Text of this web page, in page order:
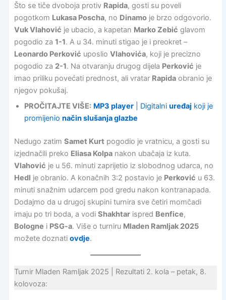
Što se tiče dvoboja protiv Rapida, gosti su poveli
pogotkom Lukasa Poscha, no Dinamoje brzo odgovorio.
Vuk Vlahović je ubacio, a kapetan Marko Zebić glavom
pogodio za 1-1. A u 34. minuti stigao je i preokret –
Leonardo Perković uposlio Vlahovića, koji je precizno
pogodio za 2-1. Na otvaranju drugog dijela Perković je
imao priliku povećati prednost, ali vratar Rapidaobranio je
njegov pokušaj.
PROČITAJTE VIŠE: MP3 player| Digitalni uređaj koji je
promijenio način slušanja glazbe
Nedugo zatim Samet Kurt pogodio je vratnicu, a gosti su
izjednačili preko Eliasa Kolpanakon ubačaja iz kuta.
Vlahović je u 56. minuti zaprijetio iz slobodnog udarca, no
Hedl je obranio. A konačnih 3:2 postavio je Perković u 63.
minuti snažnim udarcem pod gredu nakon kontranapada.
Dodajmo da u drugoj skupini turnira sve četiri momčadi
imaju po tri boda, a vodi Shakhtarispred Benfice,
Bologne i PSG-a. Više o turniru Mladen Ramljak 2025
možete doznati ovdje.
Turnir Mladen Ramljak 2025 | Rezultati 2. kola – petak, 8.
kolovoza: